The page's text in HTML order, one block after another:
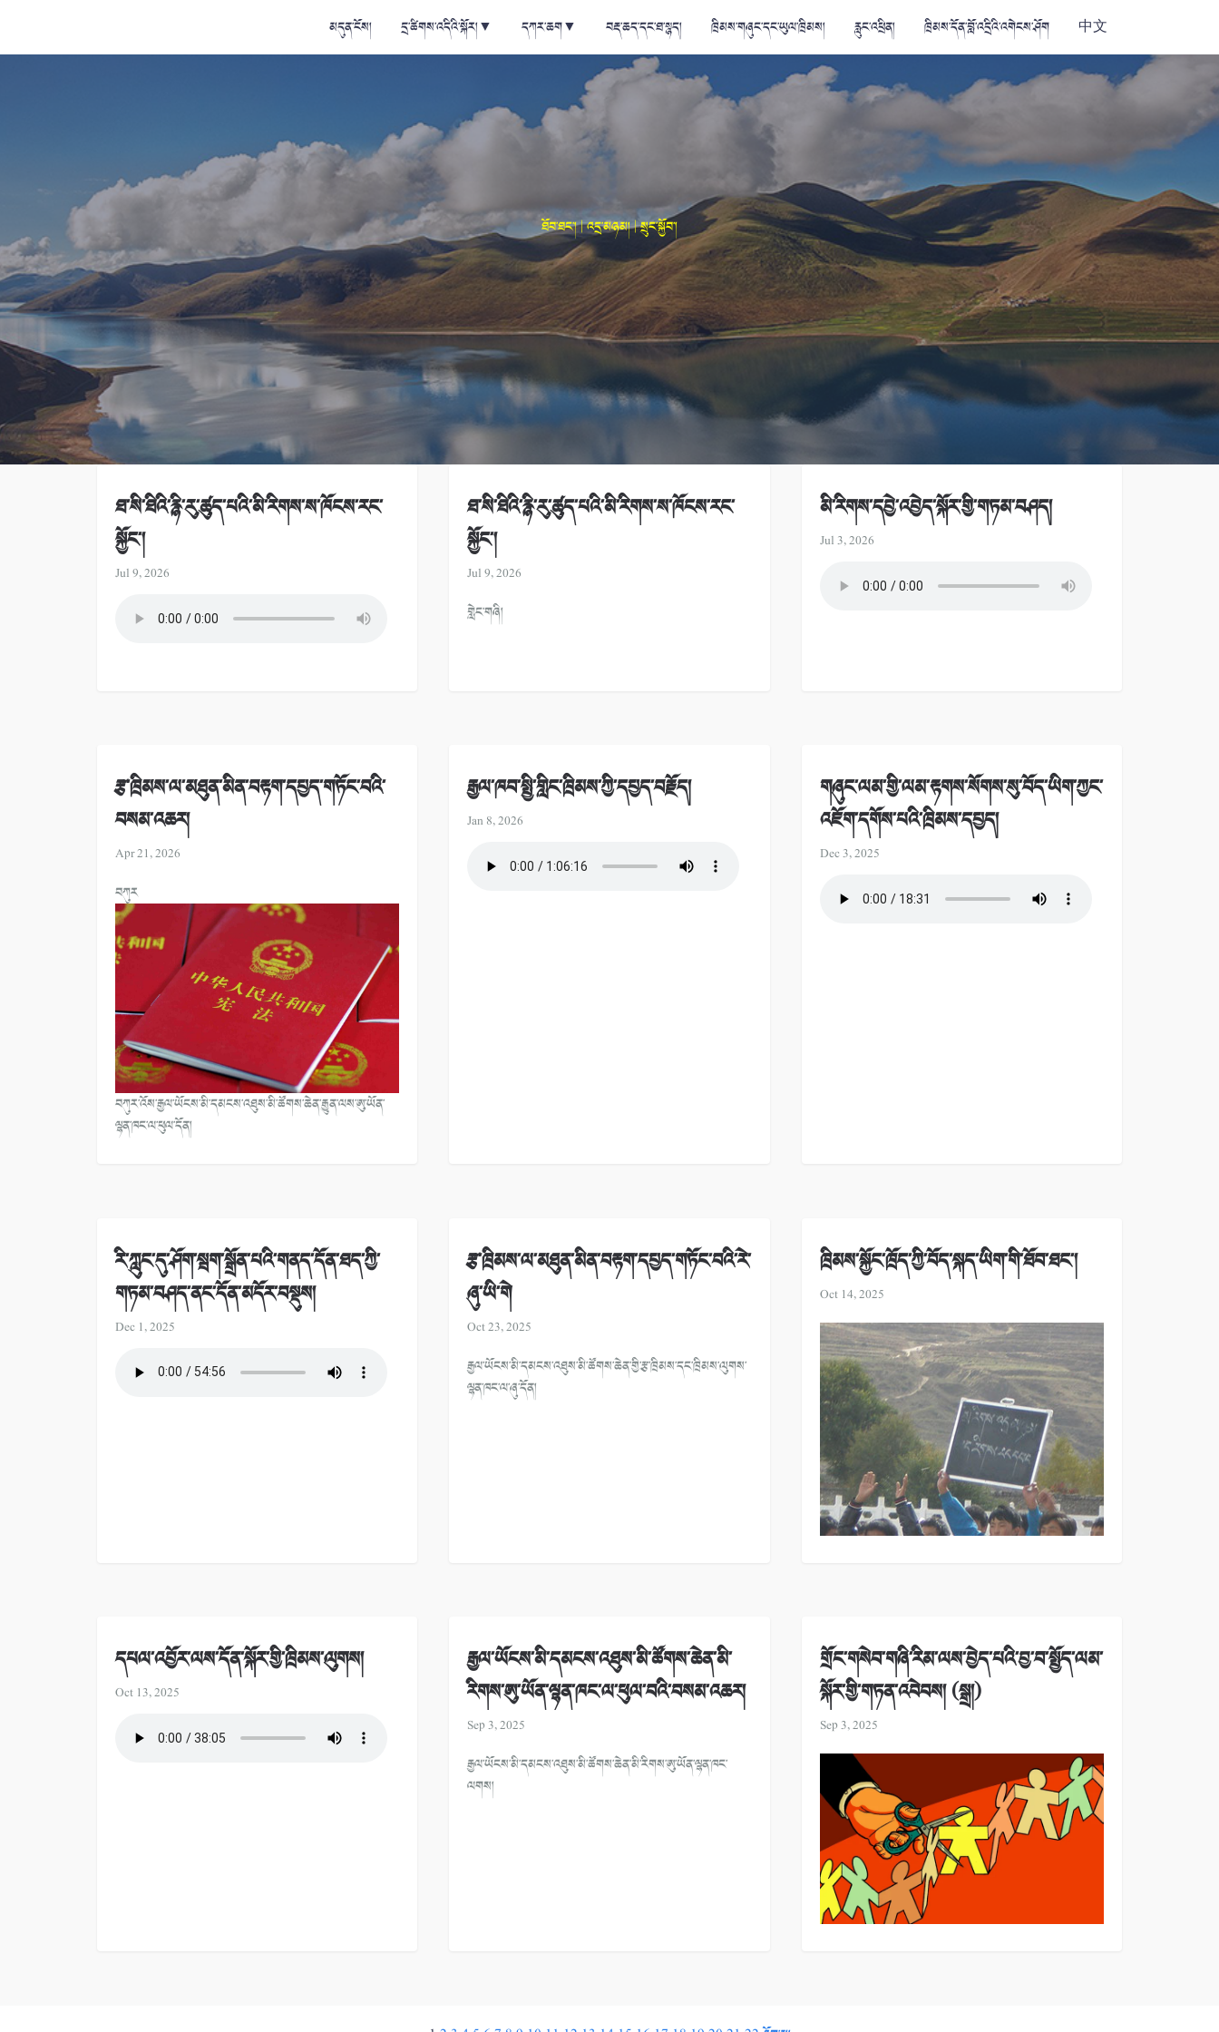
མདུན་ངོས། དྲ་ཚིགས་འདིའི་སྐོར།▼ དཀར་ཆག▼ བརྡ་ཆད་དང་ཐ་སྙད། ཁྲིམས་གཞུང་དང་ཡུལ་ཁྲིམས། རླུང་འཕྲིན། ཁྲིམས་དོན་བློ་འདྲིའི་འགེངས་ཤོག 中文
ཐོབ་ཐང་། | འདྲ་མཉམ། | སྲུང་སྐྱོབ་།
ཐ་སི་ཐིའི་རྙི་རུ་ཚུད་པའི་མི་རིགས་ས་ཁོངས་རང་
སྐྱོང་།
Jul 9, 2026
ཐ་སི་ཐིའི་རྙི་རུ་ཚུད་པའི་མི་རིགས་ས་ཁོངས་རང་
སྐྱོང་།
Jul 9, 2026
གླེང་གཞི།
མི་རིགས་དབྱེ་འབྱེད་སྐོར་གྱི་གཏམ་བཤད།
Jul 3, 2026
རྩ་ཁྲིམས་ལ་མཐུན་མིན་བརྟག་དཔྱད་གཏོང་བའི་
བསམ་འཆར།
Apr 21, 2026
བཀུར
བཀུར་འོས་རྒྱལ་ཡོངས་མི་དམངས་འཐུས་མི་ཚོགས་ཆེན་རྒྱུན་ལས་ཨུ་ཡོན་
ལྷན་ཁང་ལ་ཕུལ་དོན།
རྒྱལ་ཁབ་སྤྱི་གླིང་ཁྲིམས་ཀྱི་དཔྱད་བརྗོད།
Jan 8, 2026
གཞུང་ལམ་གྱི་ལམ་རྟགས་སོགས་སུ་བོད་ཡིག་ཀྱང་
འཇོག་དགོས་པའི་ཁྲིམས་དཔྱད།
Dec 3, 2025
རི་ཀླུང་དུ་ཤོག་སྦག་སྒྲོན་པའི་གནད་དོན་ཐད་ཀྱི་
གཏམ་བཤད་ནང་དོན་མདོར་བསྡུས།
Dec 1, 2025
རྩ་ཁྲིམས་ལ་མཐུན་མིན་བརྟག་དཔྱད་གཏོང་བའི་རེ་
ཞུ་ཡི་གེ
Oct 23, 2025
རྒྱལ་ཡོངས་མི་དམངས་འཐུས་མི་ཚོགས་ཆེན་གྱི་རྩ་ཁྲིམས་དང་ཁྲིམས་ལུགས་
ལྷན་ཁང་ལ་ཞུ་དོན།
ཁྲིམས་སྐྱོང་ཁྲོད་ཀྱི་བོད་སྐད་ཡིག་གི་ཐོབ་ཐང་།
Oct 14, 2025
དཔལ་འབྱོར་ལས་དོན་སྐོར་གྱི་ཁྲིམས་ལུགས།
Oct 13, 2025
རྒྱལ་ཡོངས་མི་དམངས་འཐུས་མི་ཚོགས་ཆེན་མི་
རིགས་ཨུ་ཡོན་ལྷན་ཁང་ལ་ཕུལ་བའི་བསམ་འཆར།
Sep 3, 2025
རྒྱལ་ཡོངས་མི་དམངས་འཐུས་མི་ཚོགས་ཆེན་མི་རིགས་ཨུ་ཡོན་ལྷན་ཁང་
ལགས།
གྲོང་གསེབ་གཞི་རིམ་ལས་བྱེད་པའི་བྱ་བ་སྤྱོད་ལམ་
སྐོར་གྱི་གཏན་འབེབས། (སྒྲ།)
Sep 3, 2025